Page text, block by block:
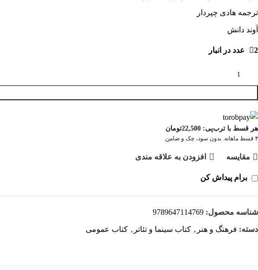
ترجمه هادی چپردار
آوند دانش
2 عدد در انبار
هر قسط با ترب‌پی: 22,500تومان
۴ قسط ماهانه. بدون سود، چک و ضامن.
مقايسه افزودن به علاقه مندی
برام پیداش کن
شناسه محصول: 9789647114769
دسته: فرهنگ و هنر , کتاب سینما و تئاتر , کتاب عمومی